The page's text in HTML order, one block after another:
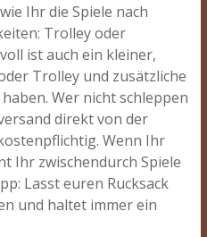
Ihr die Spiele nach
Trolley oder
ist auch ein kleiner,
Trolley und zusätzliche
Wer nicht schleppen
direkt von der
Wenn Ihr
Ihr zwischendurch Spiele
Lasst euren Rucksack
und haltet immer ein